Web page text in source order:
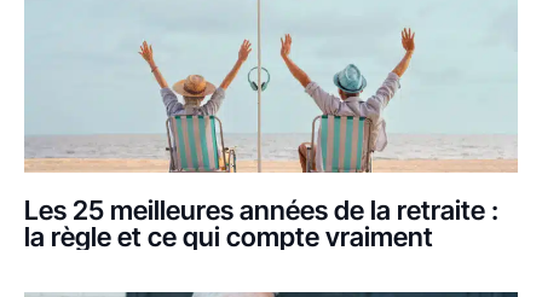
Les 25 meilleures années de la retraite :
la règle et ce qui compte vraiment